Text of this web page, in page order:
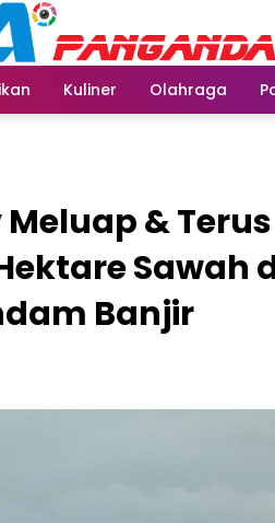
Kuliner Olahraga
& Terus
Sawah
Banjir